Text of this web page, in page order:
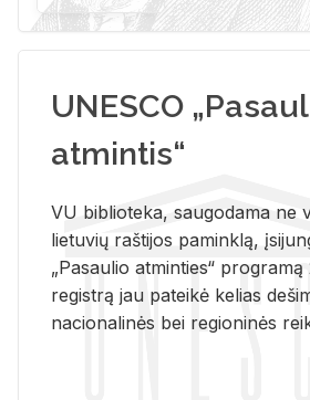
UNESCO
atmintis“
VU biblioteka, saugodama ne
lietuvių raštijos paminklą,
„Pasaulio atminties“
registrą jau pateikė kelias
nacionalinės bei regioninės